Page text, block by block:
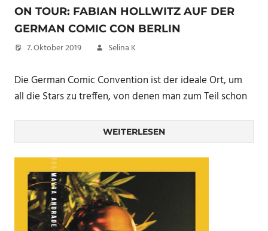
ON TOUR: FABIAN HOLLWITZ AUF DER
GERMAN COMIC CON BERLIN
7. Oktober 2019 Selina K
Die German Comic Convention ist der ideale Ort, um
all die Stars zu treffen, von denen man zum Teil schon
WEITERLESEN